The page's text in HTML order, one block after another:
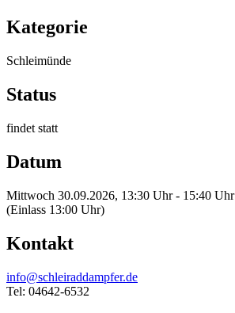
Kategorie
Schleimünde
Status
findet statt
Datum
Mittwoch 30.09.2026, 13:30 Uhr - 15:40 Uhr
(Einlass 13:00 Uhr)
Kontakt
info@schleiraddampfer.de
Tel: 04642-6532